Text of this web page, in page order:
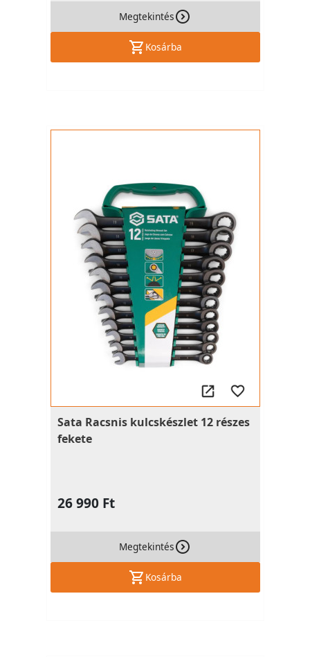
Megtekintés
Kosárba
Sata Racsnis kulcskészlet 12 részes
fekete
26 990 Ft
Megtekintés
Kosárba